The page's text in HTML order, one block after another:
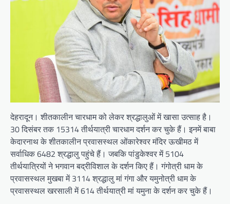
देहरादून। शीतकालीन चारधाम को लेकर श्रद्धालुओं में खासा उत्साह है।
30 दिसंबर तक 15314 तीर्थयात्री चारधाम दर्शन कर चुके हैं। इनमें बाबा
केदारनाथ के शीतकालीन प्रवासस्थल ओंकारेश्वर मंदिर ऊखीमठ में
सर्वाधिक 6482 श्रद्धालु पहुंचे हैं। जबकि पांडुकेश्वर में 5104
तीर्थयात्रियों ने भगवान बद्रीविशाल के दर्शन किए हैं। गंगोत्री धाम के
प्रवासस्थल मुखबा में 3114 श्रद्धालु मां गंगा और यमुनोत्री धाम के
प्रवासस्थल खरसाली में 614 तीर्थयात्री मां यमुना के दर्शन कर चुके हैं।